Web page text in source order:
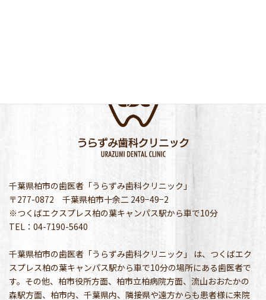
千葉県柏市の歯医者「うらずみ歯科クリニック」
〒277-0872 千葉県柏市十余二 249−49−2
※つくばエクスプレス柏の葉キャンパス駅から車で10分
TEL：04-7190-5640
千葉県柏市の歯医者「うらずみ歯科クリニック」 は、つくばエク
スプレス柏の葉キャンパス駅から車で10分の場所にある歯医者で
す。その他、柏市役所方面、柏市立柏病院方面、流山おおたかの
森駅方面、柏市内、千葉県内、隣接県や遠方からも患者様に来院